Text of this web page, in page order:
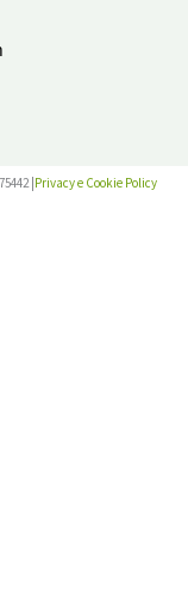
|Privacy e Cookie Policy